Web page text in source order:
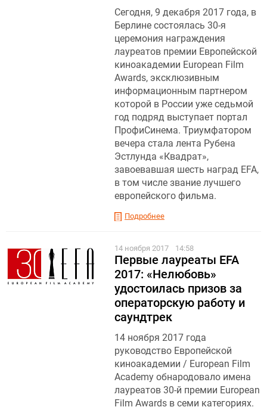
Сегодня, 9 декабря 2017 года, в
Берлине состоялась 30-я
церемония награждения
лауреатов премии Европейской
киноакадемии European Film
Awards, эксклюзивным
информационным партнером
которой в России уже седьмой
год подряд выступает портал
ПрофиСинема. Триумфатором
вечера стала лента Рубена
Эстлунда «Квадрат»,
завоевавшая шесть наград EFA,
в том числе звание лучшего
европейского фильма.
Подробнее
14 ноября 2017 14:58
Первые лауреаты EFA
2017: «Нелюбовь»
удостоилась призов за
операторскую работу и
саундтрек
14 ноября 2017 года
руководство Европейской
киноакадемии / European Film
Academy обнародовало имена
лауреатов 30-й премии European
Film Awards в семи категориях.